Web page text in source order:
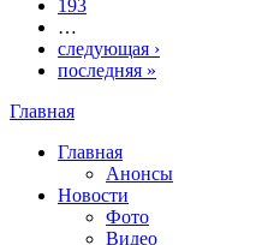
193
…
следующая ›
последняя »
Вы здесь
Главная
Главная
Анонсы
Новости
Фото
Видео